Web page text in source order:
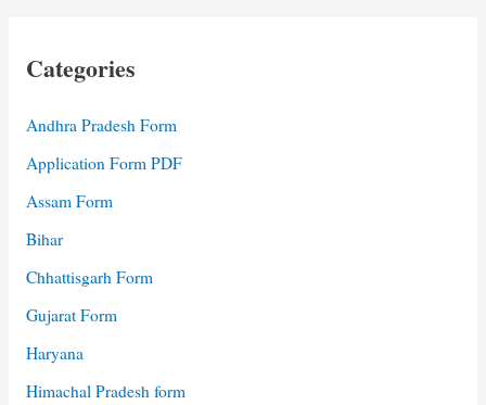
Categories
Andhra Pradesh Form
Application Form PDF
Assam Form
Bihar
Chhattisgarh Form
Gujarat Form
Haryana
Himachal Pradesh form